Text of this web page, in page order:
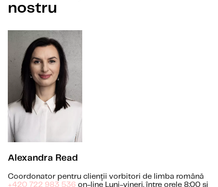
nostru
Alexandra Read
Coordonator pentru clienții vorbitori de limba română
+420 722 983 536 on-line Luni-vineri, între orele 8:00 și